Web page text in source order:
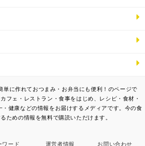
単に作れておつまみ・お弁当にも便利！のページで
フェ・レストラン・食事をはじめ、レシピ・食材・
健康などの情報をお届けするメディアです。今の食
ための情報を無料で購読いただけます。
ワード 運営者情報 お問い合わせ